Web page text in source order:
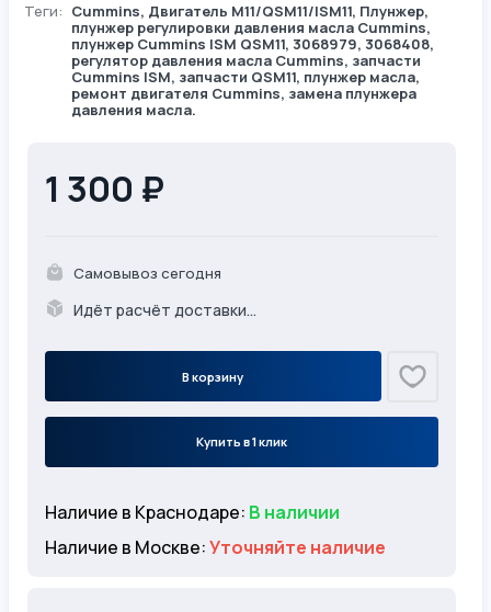
Теги: Cummins, Двигатель М11/QSM11/ISM11, Плунжер,
плунжер регулировки давления масла Cummins,
плунжер Cummins ISM QSM11, 3068979, 3068408,
регулятор давления масла Cummins, запчасти
Cummins ISM, запчасти QSM11, плунжер масла,
ремонт двигателя Cummins, замена плунжера
давления масла.
1 300 ₽
Самовывоз сегодня
Идёт расчёт доставки...
В корзину
Купить в 1 клик
Наличие в Краснодаре: В наличии
Наличие в Москве:Уточняйте наличие